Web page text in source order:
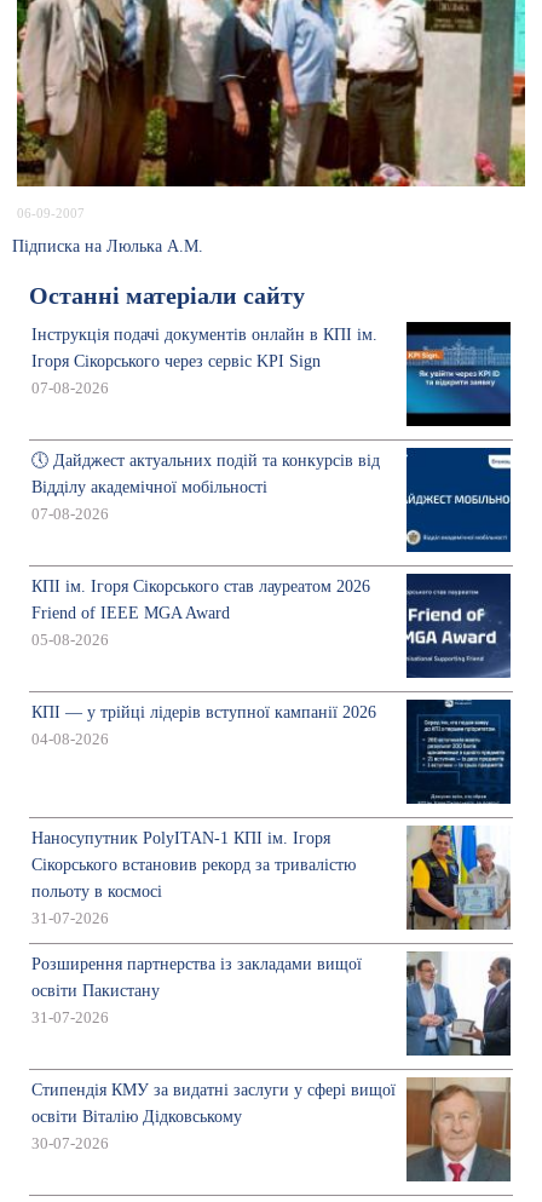
06-09-2007
Підписка на Люлька А.М.
Останні матеріали сайту
Інструкція подачі документів онлайн в КПІ ім.
Ігоря Сікорського через сервіс KPI Sign
07-08-2026
🕔 Дайджест актуальних подій та конкурсів від
Відділу академічної мобільності
07-08-2026
КПІ ім. Ігоря Сікорського став лауреатом 2026
Friend of IEEE MGA Award
05-08-2026
КПІ — у трійці лідерів вступної кампанії 2026
04-08-2026
Наносупутник PolyITAN-1 КПІ ім. Ігоря
Сікорського встановив рекорд за тривалістю
польоту в космосі
31-07-2026
Розширення партнерства із закладами вищої
освіти Пакистану
31-07-2026
Стипендія КМУ за видатні заслуги у сфері вищої
освіти Віталію Дідковському
30-07-2026